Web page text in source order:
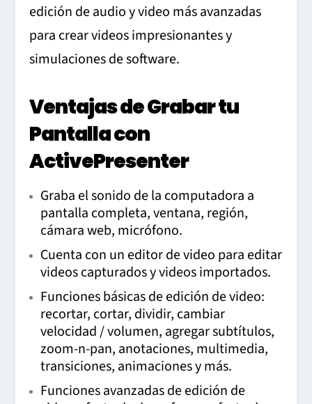
edición de audio y video más avanzadas
para crear videos impresionantes y
simulaciones de software.
Ventajas de Grabar tu
Pantalla con
ActivePresenter
Graba el sonido de la computadora a
pantalla completa, ventana, región,
cámara web, micrófono.
Cuenta con un editor de video para editar
videos capturados y videos importados.
Funciones básicas de edición de video:
recortar, cortar, dividir, cambiar
velocidad / volumen, agregar subtítulos,
zoom-n-pan, anotaciones, multimedia,
transiciones, animaciones y más.
Funciones avanzadas de edición de